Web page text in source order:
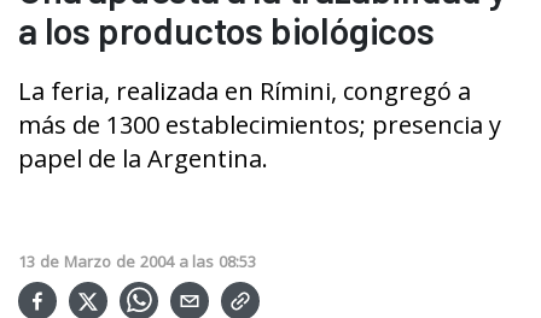
a los productos biológicos
La feria, realizada en Rímini, congregó a
más de 1300 establecimientos; presencia y
papel de la Argentina.
13 de Marzo de 2004 a las 08:53